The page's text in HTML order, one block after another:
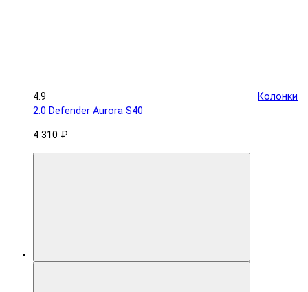
4.9
Колонки
2.0 Defender Aurora S40
4 310 ₽